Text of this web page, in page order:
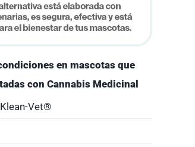
en mascotas que
con Cannabis Medicinal
Vet®